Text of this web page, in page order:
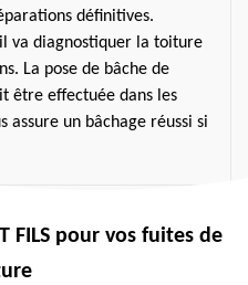
définitives.
va diagnostiquer la toiture
La pose de bâche de
être effectuée dans les
assure un bâchage réussi si
FILS pour vos fuites de